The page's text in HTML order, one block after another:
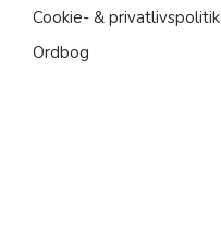
Cookie- & privatlivspolitik
Ordbog